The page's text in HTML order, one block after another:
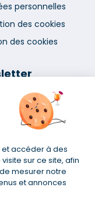
accéder à des
sur ce site, afin
mesurer notre
et annonces
personnelles
des cookies
des cookies
d'utilisation
Vous pourrez
lien présent dans